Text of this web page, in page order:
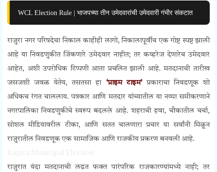
WCL Election Rule | भाजपच्या तीन उमेदवारांची उमेदवारी गंभीर संकटात
राजुरा नगर परिषदेचा निकाल काहीही लागो, निकालापूर्वीच एक गोष्ट स्पष्ट झाली
आहे या निवडणुकीत जिंकणारे उमेदवार नाहीत; तर कव्हरेज देणारेच उमेदवार
आहेत, अशी उपरोधिक टिप्पणी आता प्रचलित झाली आहे. मतदानाची तारीख
जसजशी जवळ येतेय, तसतसा हा ‘प्राइम टाइम’प्रकाराचा निवडणूक शो
अधिकच रंगत चाललाय. पत्रकार आणि मतदार यांच्यातील या नव्या समीकरणाने
नगरपालिका निवडणुकीचे स्वरूप बदलले आहे. शहराची हवा, चौकातील चर्चा,
सोशल मीडियावरील टीका, आणि सतत चालणारा प्रचार या सर्वांनी मिळून
राजुरातील निवडणूक एक सामाजिक आणि राजकीय प्रकरण बनवली आहे.
राजुरात यंदा मतदानाची लढत फक्त पारंपरिक राजकारण्यांमध्ये नाही; तर